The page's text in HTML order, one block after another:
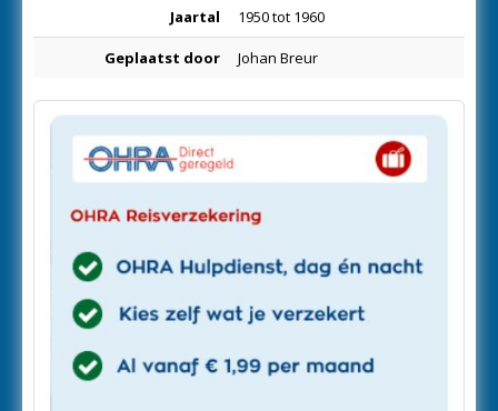
Jaartal 1950 tot 1960
Geplaatst door Johan Breur